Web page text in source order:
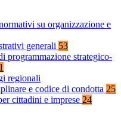
su organizzazione e
generali 53
programmazione strategico-
regionali
e codice di condotta 25
cittadini e imprese 24